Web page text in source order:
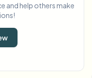
and help others make